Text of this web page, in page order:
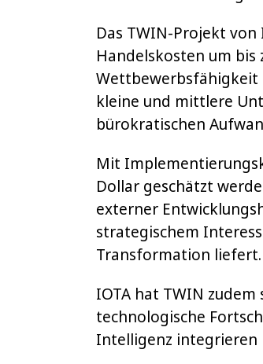
Das TWIN-Projekt
Handelskosten um bis
Wettbewerbsfähigkeit
kleine und mittlere
bürokratischen
Mit
Dollar geschätzt
externer
strategischem
Transformation liefert.
IOTA hat TWIN
technologische
Intelligenz integrieren